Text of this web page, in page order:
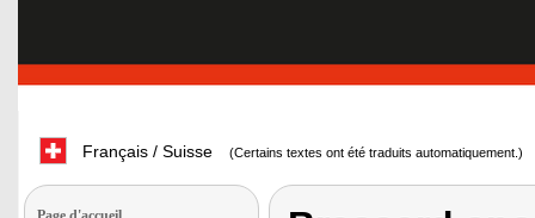
Français / Suisse (Certains textes ont été traduits automatiquement.)